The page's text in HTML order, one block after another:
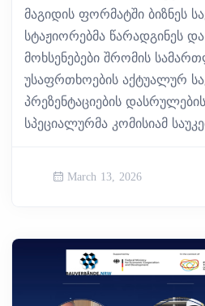
მაგიდის ფორმატში ბიზნეს
სტაჟიორებმა წარადგინეს
მოხსენებები შრომის
უსაფრთხოების აქტუალურ
პრეზენტაციების
სპეციალურმა კომისიამ
March 13, 2026